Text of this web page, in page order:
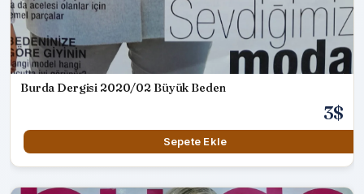
Burda Dergisi 2020/02 Büyük Beden
3$
Sepete Ekle